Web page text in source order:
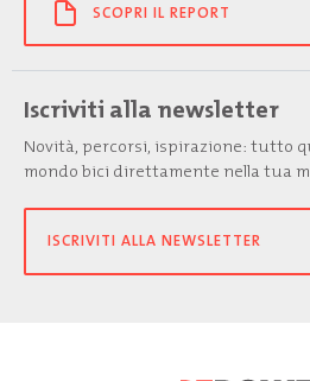
SCOPRI IL REPORT
Iscriviti alla newsletter
Novità, percorsi, ispirazione: tutto
mondo bici direttamente nella tua
ISCRIVITI ALLA NEWSLETTER